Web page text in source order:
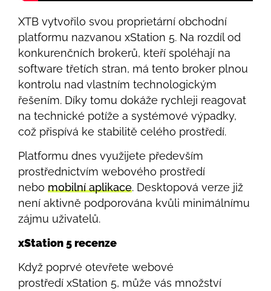
XTB vytvořilo svou proprietární obchodní
platformu nazvanou xStation 5. Na rozdíl od
konkurenčních brokerů, kteří spoléhají na
software třetích stran, má tento broker plnou
kontrolu nad vlastním technologickým
řešením. Díky tomu dokáže rychleji reagovat
na technické potíže a systémové výpadky,
což přispívá ke stabilitě celého prostředí.
Platformu dnes využijete především
prostřednictvím webového prostředí
nebo mobilní aplikace. Desktopová verze již
není aktivně podporována kvůli minimálnímu
zájmu uživatelů.
xStation 5 recenze
Když poprvé otevřete webové
prostředí xStation 5, může vás množství